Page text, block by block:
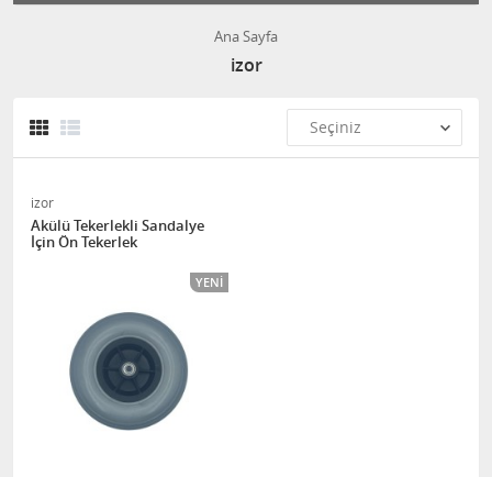
Ana Sayfa
izor
izor
Akülü Tekerlekli Sandalye
İçin Ön Tekerlek
YENI